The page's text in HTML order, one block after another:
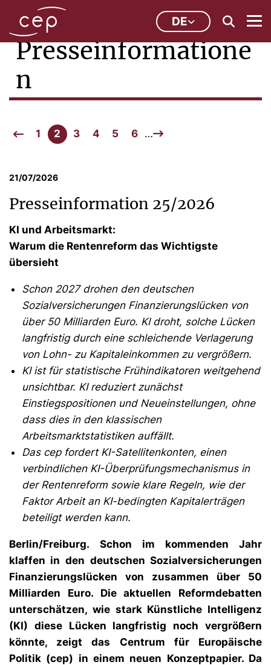
DE
Presseinformatione
n
1 2 3 4 5 6 …
21/07/2026
Presseinformation 25/2026
KI und Arbeitsmarkt:
Warum die Rentenreform das Wichtigste
übersieht
Schon 2027 drohen den deutschen
Sozialversicherungen Finanzierungslücken von
über 50 Milliarden Euro. KI droht, solche Lücken
langfristig durch eine schleichende Verlagerung
von Lohn- zu Kapitaleinkommen zu vergrößern.
KI ist für statistische Frühindikatoren weitgehend
unsichtbar. KI reduziert zunächst
Einstiegspositionen und Neueinstellungen, ohne
dass dies in den klassischen
Arbeitsmarktstatistiken auffällt.
Das cep fordert KI-Satellitenkonten, einen
verbindlichen KI-Überprüfungsmechanismus in
der Rentenreform sowie klare Regeln, wie der
Faktor Arbeit an KI-bedingten Kapitalerträgen
beteiligt werden kann.
Berlin/Freiburg. Schon im kommenden Jahr
klaffen in den deutschen Sozialversicherungen
Finanzierungslücken von zusammen über 50
Milliarden Euro. Die aktuellen Reformdebatten
unterschätzen, wie stark Künstliche Intelligenz
(KI) diese Lücken langfristig noch vergrößern
könnte, zeigt das Centrum für Europäische
Politik (cep) in einem neuen Konzeptpapier. Da